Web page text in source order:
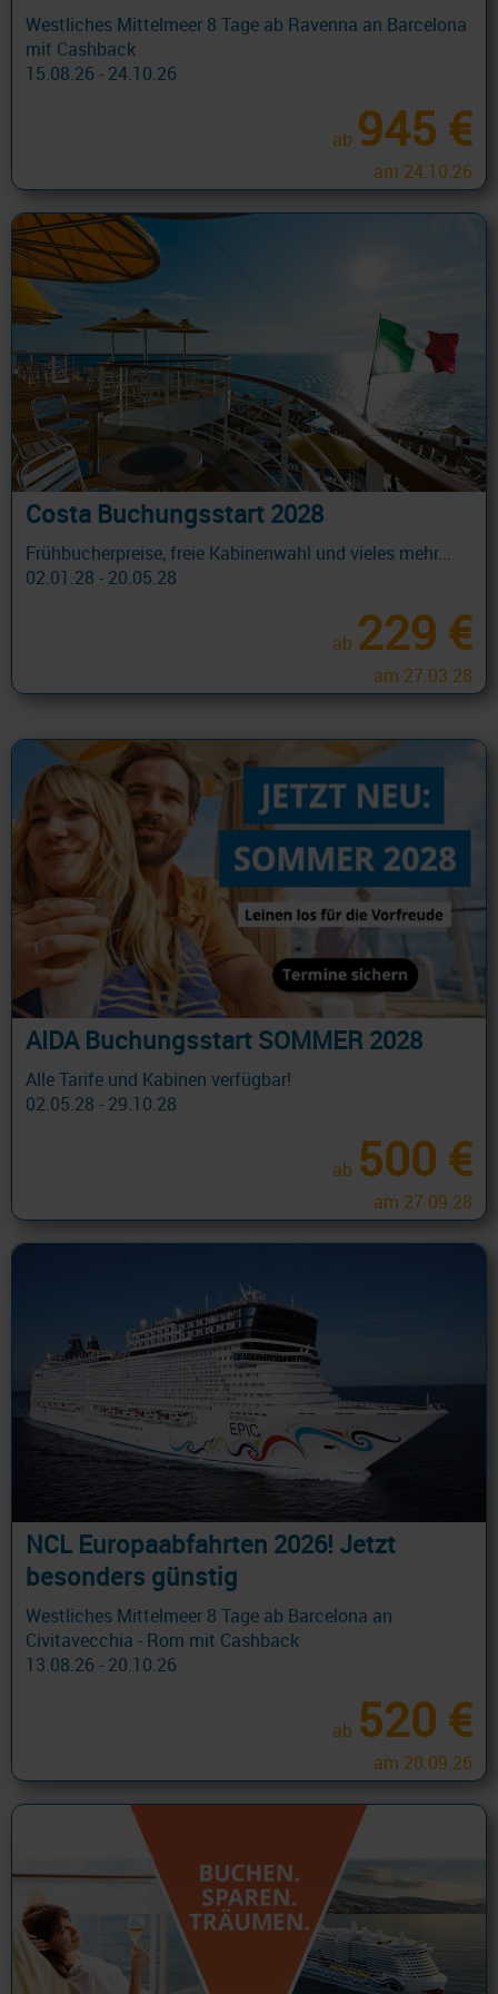
Westliches Mittelmeer 8 Tage ab Ravenna an Barcelona
mit Cashback
15.08.26 - 24.10.26
ab 945 €
am 24.10.26
Costa Buchungsstart 2028
Frühbucherpreise, freie Kabinenwahl und vieles mehr...
02.01.28 - 20.05.28
ab 229 €
am 27.03.28
AIDA Buchungsstart SOMMER 2028
Alle Tarife und Kabinen verfügbar!
02.05.28 - 29.10.28
ab 500 €
am 27.09.28
NCL Europaabfahrten 2026! Jetzt
besonders günstig
Westliches Mittelmeer 8 Tage ab Barcelona an
Civitavecchia - Rom mit Cashback
13.08.26 - 20.10.26
ab 520 €
am 20.09.26